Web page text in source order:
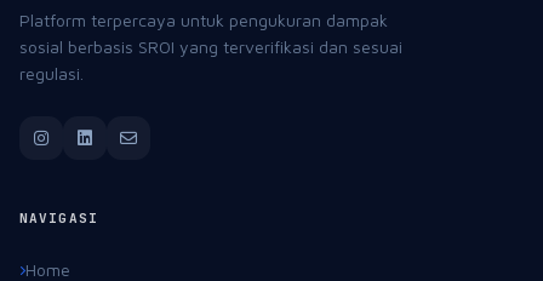
Platform terpercaya untuk pengukuran dampak
sosial berbasis SROI yang terverifikasi dan sesuai
regulasi.
NAVIGASI
Home